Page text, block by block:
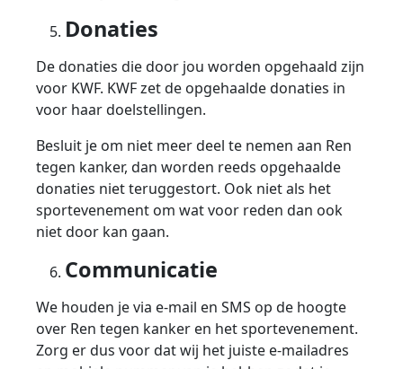
Donaties
De donaties die door jou worden opgehaald zijn
voor KWF. KWF zet de opgehaalde donaties in
voor haar doelstellingen.
Besluit je om niet meer deel te nemen aan Ren
tegen kanker, dan worden reeds opgehaalde
donaties niet teruggestort. Ook niet als het
sportevenement om wat voor reden dan ook
niet door kan gaan.
Communicatie
We houden je via e-mail en SMS op de hoogte
over Ren tegen kanker en het sportevenement.
Zorg er dus voor dat wij het juiste e-mailadres